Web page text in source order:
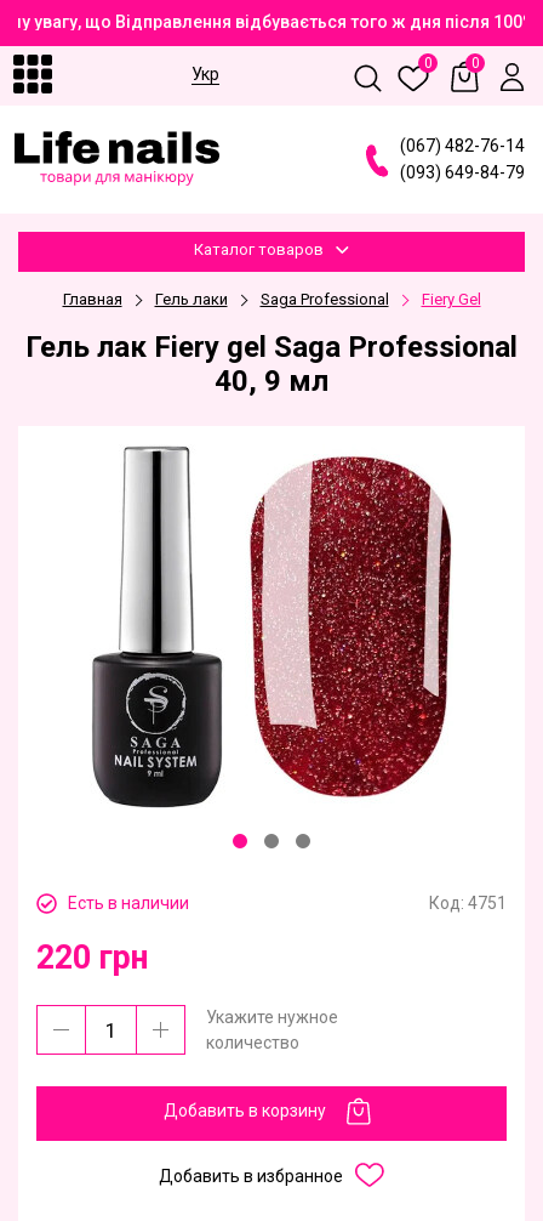
увагу, що Відправлення відбувається того ж дня після
Укр
0 0
(067) 482-76-14
(093) 649-84-79
Каталог товаров
Главная Гель лаки Saga Professional Fiery Gel
Гель лак Fiery gel Saga Professional
40, 9 мл
Есть в наличии Код: 4751
220 грн
Укажите нужное
количество
Добавить в корзину
Добавить в избранное